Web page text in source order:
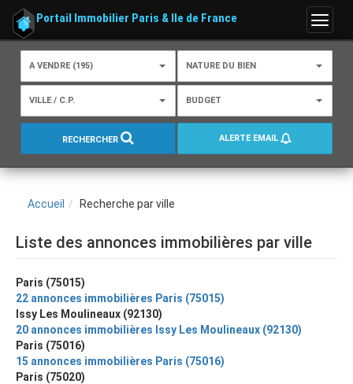
Menu
Portail Immobilier Paris & Ile de France
A VENDRE (195) NATURE DU BIEN
VILLE / C.P. BUDGET
RECHERCHER ALERTE EMAIL
Accueil Recherche par ville
Liste des annonces immobilières par ville
Paris (75015)
22 annonces immobilières Paris (75015)
Issy Les Moulineaux (92130)
20 annonces immobilières Issy Les Moulineaux (92130)
Paris (75016)
15 annonces immobilières Paris (75016)
Paris (75020)